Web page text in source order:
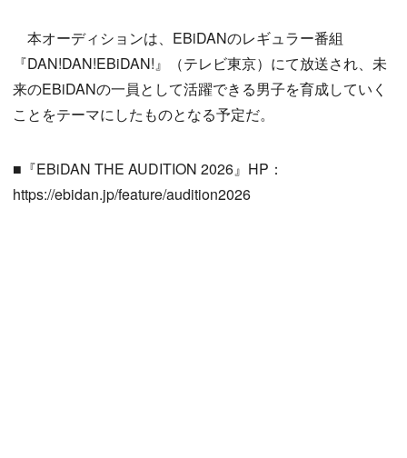
本オーディションは、EBiDANのレギュラー番組
『DAN!DAN!EBiDAN!』（テレビ東京）にて放送され、未
来のEBiDANの一員として活躍できる男子を育成していく
ことをテーマにしたものとなる予定だ。
■『EBiDAN THE AUDITION 2026』HP：
https://ebidan.jp/feature/audition2026